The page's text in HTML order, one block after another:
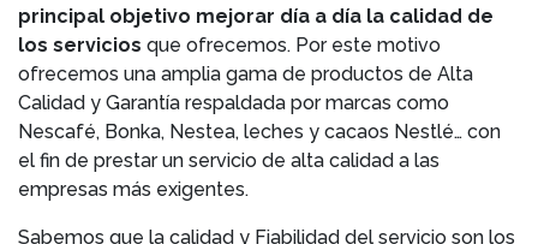
principal objetivo mejorar día a día la calidad de
los servicios que ofrecemos. Por este motivo
ofrecemos una amplia gama de productos de Alta
Calidad y Garantía respaldada por marcas como
Nescafé, Bonka, Nestea, leches y cacaos Nestlé… con
el fin de prestar un servicio de alta calidad a las
empresas más exigentes.
Sabemos que la calidad y Fiabilidad del servicio son los